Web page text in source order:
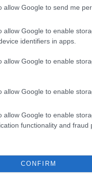
allow Google to send me
allow Google to enable
identifiers in apps.
allow Google to enable
allow Google to enable
allow Google to enable
functionality and fraud
CONFIRM
μαύρα γυαλιά
που τη
Labubu που
κοινό.
ύμνο του Μεξικού,
που έδωσε το δικό
έκανε εμφάνιση
Αντρέα
που ερμηνεύει το